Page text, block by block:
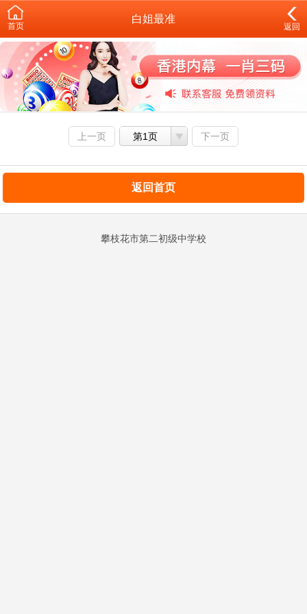
首页
白姐最准
返回
上一页 第1页 下一页
返回首页
攀枝花市第二初级中学校